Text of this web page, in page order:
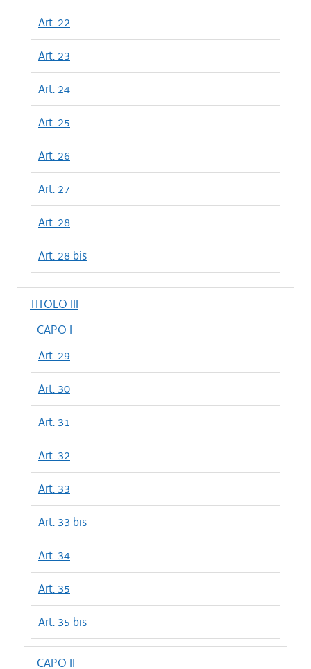
Art. 22
Art. 23
Art. 24
Art. 25
Art. 26
Art. 27
Art. 28
Art. 28 bis
TITOLO III
CAPO I
Art. 29
Art. 30
Art. 31
Art. 32
Art. 33
Art. 33 bis
Art. 34
Art. 35
Art. 35 bis
CAPO II